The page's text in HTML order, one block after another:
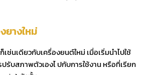
ยางใหม่
ช่นเดียวกับเครื่องยนต์ใหม่ เมื่อเริ่มนำไปใช้
รับสภาพตัวเองไ ปกับการใช้งาน หรือที่เรียก